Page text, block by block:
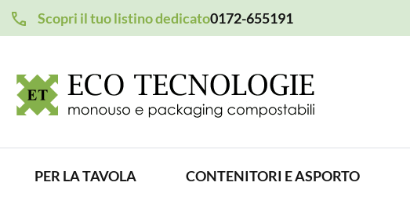
Scopri il tuo listino dedicato0172-655191
PER LA TAVOLA CONTENITORI E ASPORTO